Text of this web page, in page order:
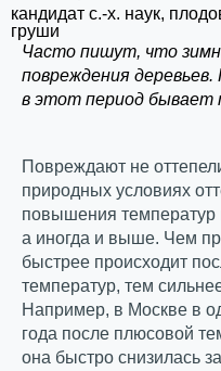
кандидат с.-х. наук,
груши
Часто пишут, что
повреждения
в этот период бывает
Повреждают не
природных условиях
повышения температур
а иногда и выше. Чем
быстрее происходит
температур, тем
Например, в Москве в
года после плюсовой
она быстро снизилась